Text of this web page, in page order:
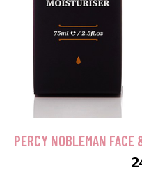
PERCY NOBLEMAN